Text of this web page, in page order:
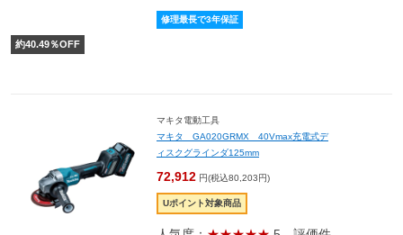
修理最長で3年保証
約40.49％OFF
マキタ電動工具
マキタ GA020GRMX 40Vmax充電式デ
ィスクグラインダ125mm
72,912 円(税込80,203円)
Uポイント対象商品